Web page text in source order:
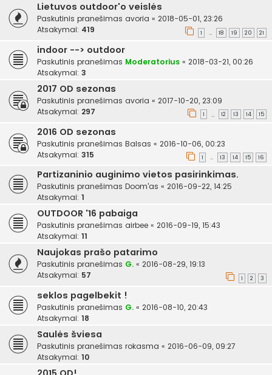
Lietuvos outdoor'o veislės
Paskutinis pranešimas avoria « 2018-05-01, 23:26
Atsakymai: 419 1 … 18 19 20 21
indoor --> outdoor
Paskutinis pranešimas Moderatorius « 2018-03-21, 00:26
Atsakymai: 3
2017 OD sezonas
Paskutinis pranešimas avoria « 2017-10-20, 23:09
Atsakymai: 297 1 … 12 13 14 15
2016 OD sezonas
Paskutinis pranešimas Balsas « 2016-10-06, 00:23
Atsakymai: 315 1 … 13 14 15 16
Partizaninio auginimo vietos pasirinkimas.
Paskutinis pranešimas Doom'as « 2016-09-22, 14:25
Atsakymai: 1
OUTDOOR '16 pabaiga
Paskutinis pranešimas airbee « 2016-09-19, 15:43
Atsakymai: 11
Naujokas prašo patarimo
Paskutinis pranešimas G. « 2016-08-29, 19:13
Atsakymai: 57 1 2 3
seklos pagelbekit !
Paskutinis pranešimas G. « 2016-08-10, 20:43
Atsakymai: 18
Saulės šviesa
Paskutinis pranešimas rokasma « 2016-06-09, 09:27
Atsakymai: 10